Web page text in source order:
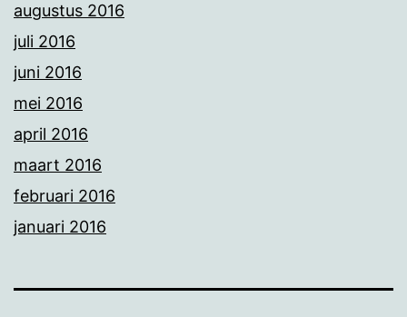
augustus 2016
juli 2016
juni 2016
mei 2016
april 2016
maart 2016
februari 2016
januari 2016